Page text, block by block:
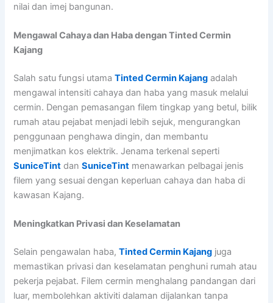
nilai dan imej bangunan.
Mengawal Cahaya dan Haba dengan Tinted Cermin
Kajang
Salah satu fungsi utamaTinted Cermin Kajang adalah
mengawal intensiti cahaya dan haba yang masuk melalui
cermin. Dengan pemasangan filem tingkap yang betul, bilik
rumah atau pejabat menjadi lebih sejuk, mengurangkan
penggunaan penghawa dingin, dan membantu
menjimatkan kos elektrik. Jenama terkenal seperti
SuniceTint danSuniceTint menawarkan pelbagai jenis
filem yang sesuai dengan keperluan cahaya dan haba di
kawasan Kajang.
Meningkatkan Privasi dan Keselamatan
Selain pengawalan haba,Tinted Cermin Kajang juga
memastikan privasi dan keselamatan penghuni rumah atau
pekerja pejabat. Filem cermin menghalang pandangan dari
luar, membolehkan aktiviti dalaman dijalankan tanpa